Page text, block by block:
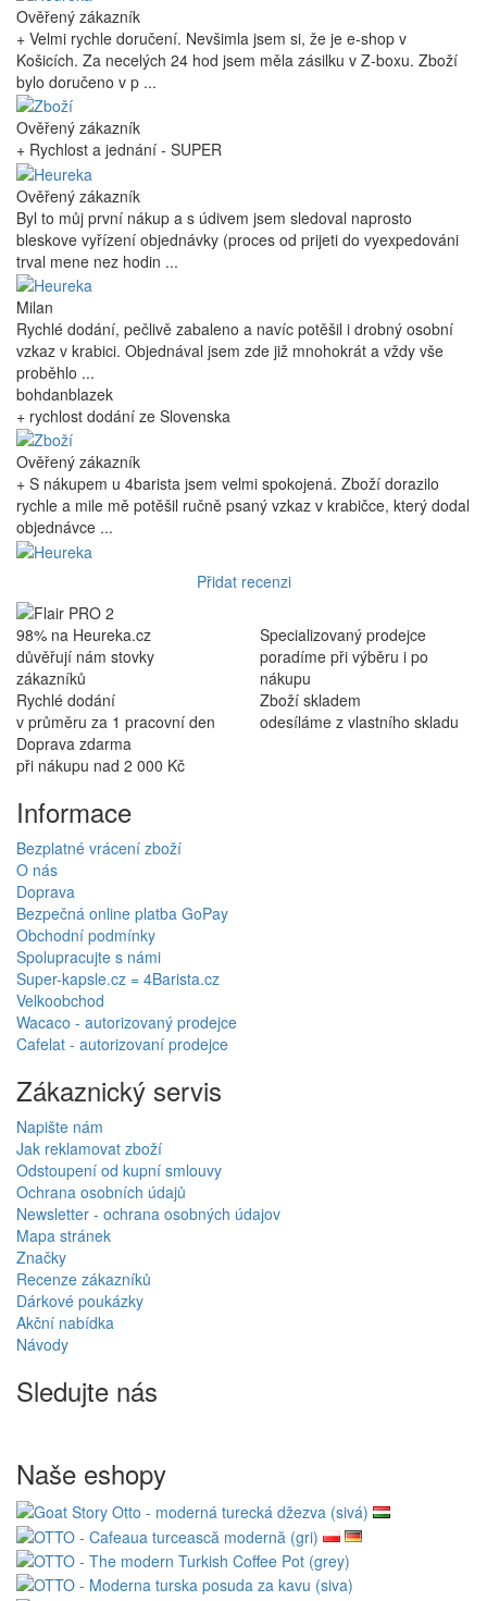
Ověřený zákazník
+ Velmi rychle doručení. Nevšimla jsem si, že je e-shop v
Košicích. Za necelých 24 hod jsem měla zásilku v Z-boxu. Zboží
bylo doručeno v p ...
Ověřený zákazník
+ Rychlost a jednání - SUPER
Ověřený zákazník
Byl to můj první nákup a s údivem jsem sledoval naprosto
bleskove vyřízení objednávky (proces od prijeti do vyexpedováni
trval mene nez hodin ...
Milan
Rychlé dodání, pečlivě zabaleno a navíc potěšil i drobný osobní
vzkaz v krabici. Objednával jsem zde již mnohokrát a vždy vše
proběhlo ...
bohdanblazek
+ rychlost dodání ze Slovenska
Ověřený zákazník
+ S nákupem u 4barista jsem velmi spokojená. Zboží dorazilo
rychle a mile mě potěšil ručně psaný vzkaz v krabičce, který dodal
objednávce ...
Přidat recenzi
98% na Heureka.cz
důvěřují nám stovky
zákazníků
Specializovaný prodejce
poradíme při výběru i po
nákupu
Rychlé dodání
v průměru za 1 pracovní den
Zboží skladem
odesíláme z vlastního skladu
Doprava zdarma
při nákupu nad 2 000 Kč
Informace
Bezplatné vrácení zboží
O nás
Doprava
Bezpečná online platba GoPay
Obchodní podmínky
Spolupracujte s námi
Super-kapsle.cz = 4Barista.cz
Velkoobchod
Wacaco - autorizovaný prodejce
Cafelat - autorizovaní prodejce
Zákaznický servis
Napište nám
Jak reklamovat zboží
Odstoupení od kupní smlouvy
Ochrana osobních údajů
Newsletter - ochrana osobných údajov
Mapa stránek
Značky
Recenze zákazníků
Dárkové poukázky
Akční nabídka
Návody
Sledujte nás
Naše eshopy